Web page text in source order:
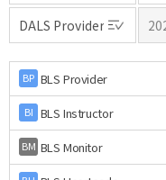
BP BLS Provider
BI BLS Instructor
BM BLS Monitor